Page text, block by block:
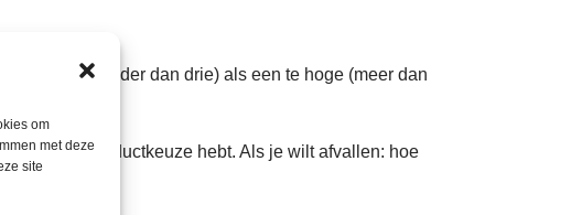
om
met deze
site
te lage (minder dan drie) als een te hoge (meer dan
te eten.
weinig productkeuze hebt. Als je wilt afvallen: hoe